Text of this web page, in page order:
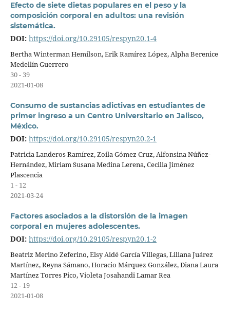
Efecto de siete dietas populares en el peso y la
composición corporal en adultos: una revisión
sistemática.
DOI: https://doi.org/10.29105/respyn20.1-4
Bertha Winterman Hemilson, Erik Ramírez López, Alpha Berenice
Medellín Guerrero
30 - 39
2021-01-08
Consumo de sustancias adictivas en estudiantes de
primer ingreso a un Centro Universitario en Jalisco,
México.
DOI: https://doi.org/10.29105/respyn20.2-1
Patricia Landeros Ramírez, Zoila Gómez Cruz, Alfonsina Núñez-
Hernández, Miriam Susana Medina Lerena, Cecilia Jiménez
Plascencia
1 - 12
2021-03-24
Factores asociados a la distorsión de la imagen
corporal en mujeres adolescentes.
DOI: https://doi.org/10.29105/respyn20.1-2
Beatriz Merino Zeferino, Elsy Aidé García Villegas, Liliana Juárez
Martínez, Reyna Sámano, Horacio Márquez González, Diana Laura
Martínez Torres Pico, Violeta Josahandi Lamar Rea
12 - 19
2021-01-08